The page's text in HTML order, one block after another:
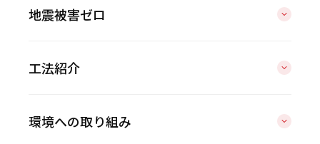
地震被害ゼロ
工法紹介
環境への取り組み